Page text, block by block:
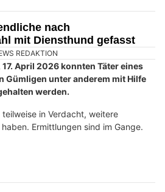
REDAKTION
in Crans-Montana in einem
verübt.
kurz nach der Tat identifiziert
mit Diensthund gefasst